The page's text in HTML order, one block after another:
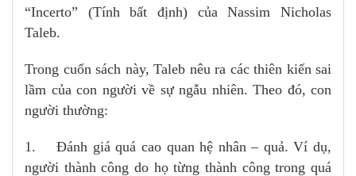
“Incerto” (Tính bất định) của Nassim Nicholas
Taleb.
Trong cuốn sách này, Taleb nêu ra các thiên kiến sai
lầm của con người về sự ngẫu nhiên. Theo đó, con
người thường:
1. Đánh giá quá cao quan hệ nhân – quả. Ví dụ,
người thành công do họ từng thành công trong quá